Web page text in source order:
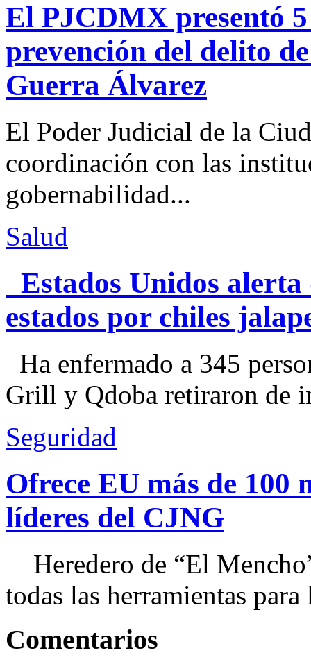
El PJCDMX presentó
prevención del delito
Guerra Álvarez
El Poder Judicial de la
coordinación con las
gobernabilidad...
Salud
Estados Unidos alerta
estados por chiles
Ha enfermado a 345
Grill y Qdoba retiraron de
Seguridad
Ofrece EU más de 100
líderes del CJNG
Heredero de “El
todas las herramientas
Comentarios